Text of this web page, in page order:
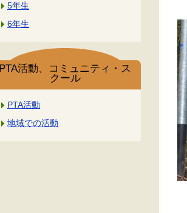
5年生
6年生
PTA活動、コミュニティ・ス
クール
PTA活動
地域での活動